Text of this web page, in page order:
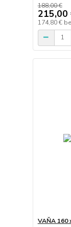
188,00 €
215,00
174,80 €
VAŇA 160